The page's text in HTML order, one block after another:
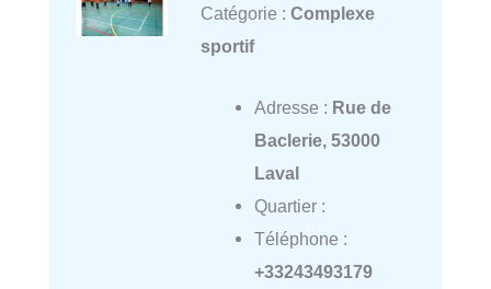
Catégorie : Complexe
sportif
Adresse : Rue de
Baclerie, 53000
Laval
Quartier :
Téléphone :
+33243493179